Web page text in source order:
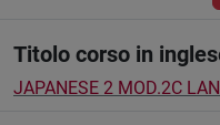
Titolo corso in
JAPANESE 2 MOD.2C